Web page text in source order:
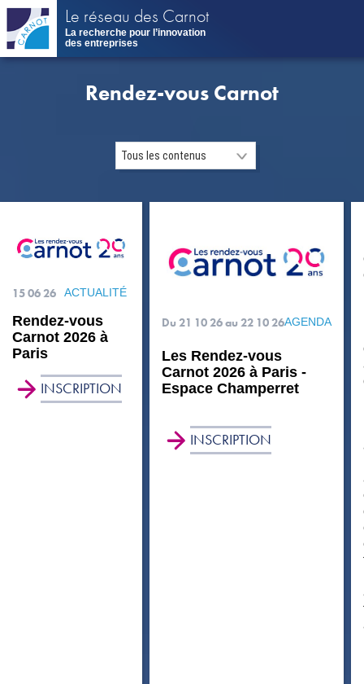
Aller
contenu
principal
Le réseau des Carnot
La recherche pour l’innovation
des entreprises
Rendez-vous Carnot
15 06 26 ACTUALITÉ
Rendez-vous
Carnot 2026 à
Paris
INSCRIPTION
Du 21 10 26au 22 10 26AGENDA
Les Rendez-vous
Carnot 2026 à Paris -
Espace Champerret
INSCRIPTION